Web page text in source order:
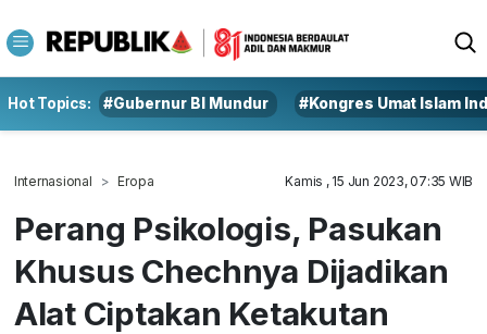
Hot Topics: #Gubernur BI Mundur #Kongres Umat Islam
Internasional Eropa Kamis , 15 Jun 2023, 07:35 WIB
Perang Psikologis, Pasukan
Khusus Chechnya Dijadikan
Alat Ciptakan Ketakutan